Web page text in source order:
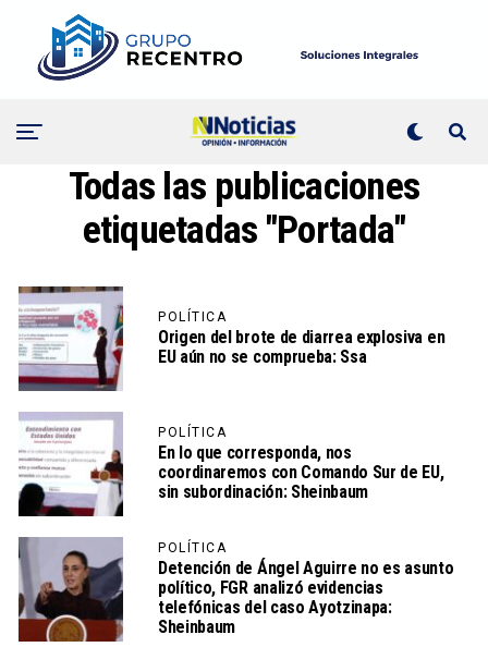
Todas las publicaciones
etiquetadas "Portada"
POLÍTICA
Origen del brote de diarrea explosiva en
EU aún no se comprueba: Ssa
POLÍTICA
En lo que corresponda, nos
coordinaremos con Comando Sur de EU,
sin subordinación: Sheinbaum
POLÍTICA
Detención de Ángel Aguirre no es asunto
político, FGR analizó evidencias
telefónicas del caso Ayotzinapa:
Sheinbaum